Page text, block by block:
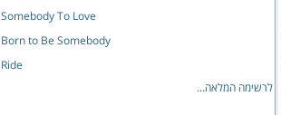
Somebody To Love
Born to Be Somebody
Ride
לרשימה המלאה...